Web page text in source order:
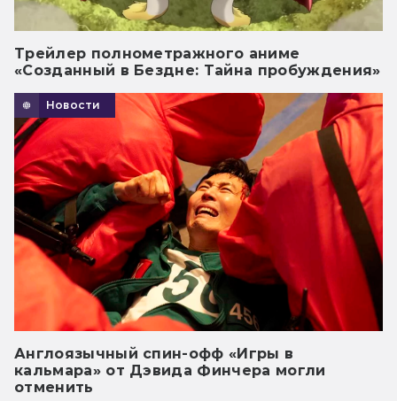
Трейлер полнометражного аниме
«Созданный в Бездне: Тайна пробуждения»
Новости
Англоязычный спин-офф «Игры в
кальмара» от Дэвида Финчера могли
отменить